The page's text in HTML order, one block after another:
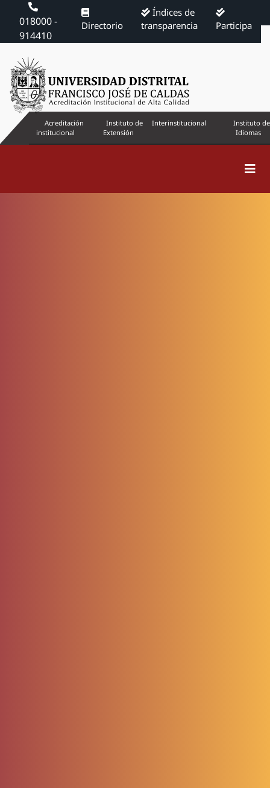
018000 -
914410
Directorio
Índices de
transparencia
Participa
Acreditación
institucional
Instituto de
Extensión
Interinstitucional
Instituto de
Idiomas